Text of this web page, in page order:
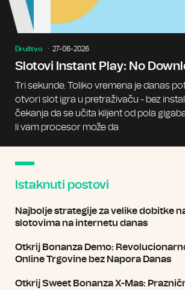
Društvo 27-06-2026
Slotovi Instant Play: No
Tri sekunde. Toliko vremena je danas
otvori slot igra u pretraživaču - bez
čekanja da se učita klijent od pola
li vam procesor može da
Istaknuti postovi
Najbolje strategije za velike dobitke
slotovima na internetu danas
Otkrij Bonanza Demo:
Online Trgovine bez Napora Danas
Otkrij Sweet Bonanza X-Mas: